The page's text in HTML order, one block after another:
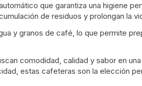
que garantiza una higiene
de residuos y prolongan la
y granos de café, lo que permite
comodidad, calidad y sabor en
estas cafeteras son la elección